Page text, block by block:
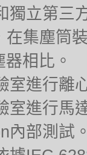
獨立第三
集塵筒
相比。
室進行離
室進行馬
內部測試